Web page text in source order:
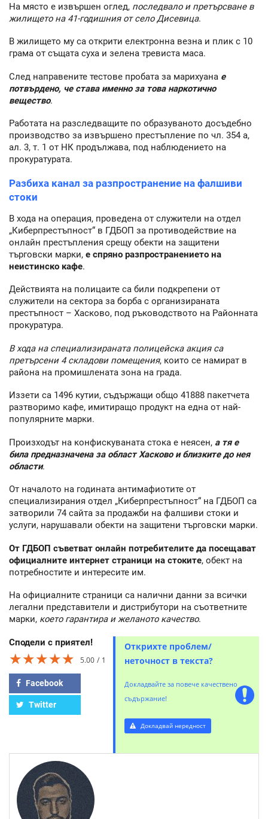
На място е извършен оглед, последвало и претърсване в
жилището на 41-годишния от село Дисевица.
В жилището му са открити електронна везна и плик с 10
грама от същата суха и зелена тревиста маса.
След направените тестове пробата за марихуана е
потвърдено, че става именно за това наркотично
вещество.
Работата на разследващите по образуваното досъдебно
производство за извършено престъпление по чл. 354 а,
ал. 3, т. 1 от НК продължава, под наблюдението на
прокуратурата.
Разбиха канал за разпространение на фалшиви
стоки
В хода на операция, проведена от служители на отдел
„Киберпрестъпност“ в ГДБОП за противодействие на
онлайн престъпления срещу обекти на защитени
търговски марки, е спряно разпространението на
неистинско кафе.
Действията на полицаите са били подкрепени от
служители на сектора за борба с организираната
престъпност – Хасково, под ръководството на Районната
прокуратура.
В хода на специализираната полицейска акция са
претърсени 4 складови помещения, които се намират в
района на промишлената зона на града.
Иззети са 1496 кутии, съдържащи общо 41888 пакетчета
разтворимо кафе, имитиращо продукт на една от най-
популярните марки.
Произходът на конфискуваната стока е неясен, а тя е
била предназначена за област Хасково и близките до нея
области.
От началото на годината антимафиотите от
специализирания отдел „Киберпрестъпност“ на ГДБОП са
затворили 74 сайта за продажби на фалшиви стоки и
услуги, нарушавали обекти на защитени търговски марки.
От ГДБОП съветват онлайн потребителите да посещават
официалните интернет страници на стоките, обект на
потребностите и интересите им.
На официалните страници са налични данни за всички
легални представители и дистрибутори на съответните
марки, което гарантира и желаното качество.
Сподели с приятел!
★★★★★
★★★★★
★★★★★ 5.00 1
Facebook
Twitter
Открихте проблем/
неточност в текста?
Докладвайте за повече качествено
съдържание!
Докладвай нередност